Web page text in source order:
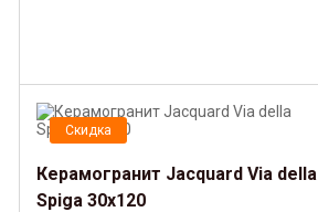
Скидка
Керамогранит Jacquard Via della
Spiga 30х120